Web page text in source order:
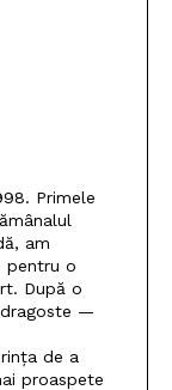
Primele
am
pentru o
După o
—
de a
proaspete